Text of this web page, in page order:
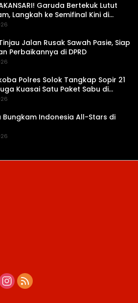
Garuda Bertekuk Lutut
Langkah ke Semifinal Kini di
Jalan Rusak Sawah Pasie, Siap
Perbaikannya di DPRD
Polres Solok Tangkap Sopir 21
Kuasai Satu Paket Sabu di
Bungkam Indonesia All-Stars di